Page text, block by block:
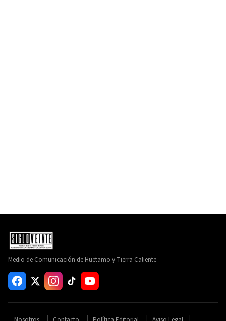
Medio de Comunicación de Huetamo y Tierra Caliente